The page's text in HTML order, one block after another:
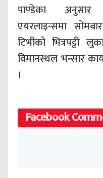
पाण्डेका अनुसार
एयरलाइन्समा
टिभीको भित्रपट्टी
विमानस्थल भन्सार
।
Facebook